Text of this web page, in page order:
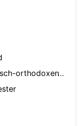
Kirche